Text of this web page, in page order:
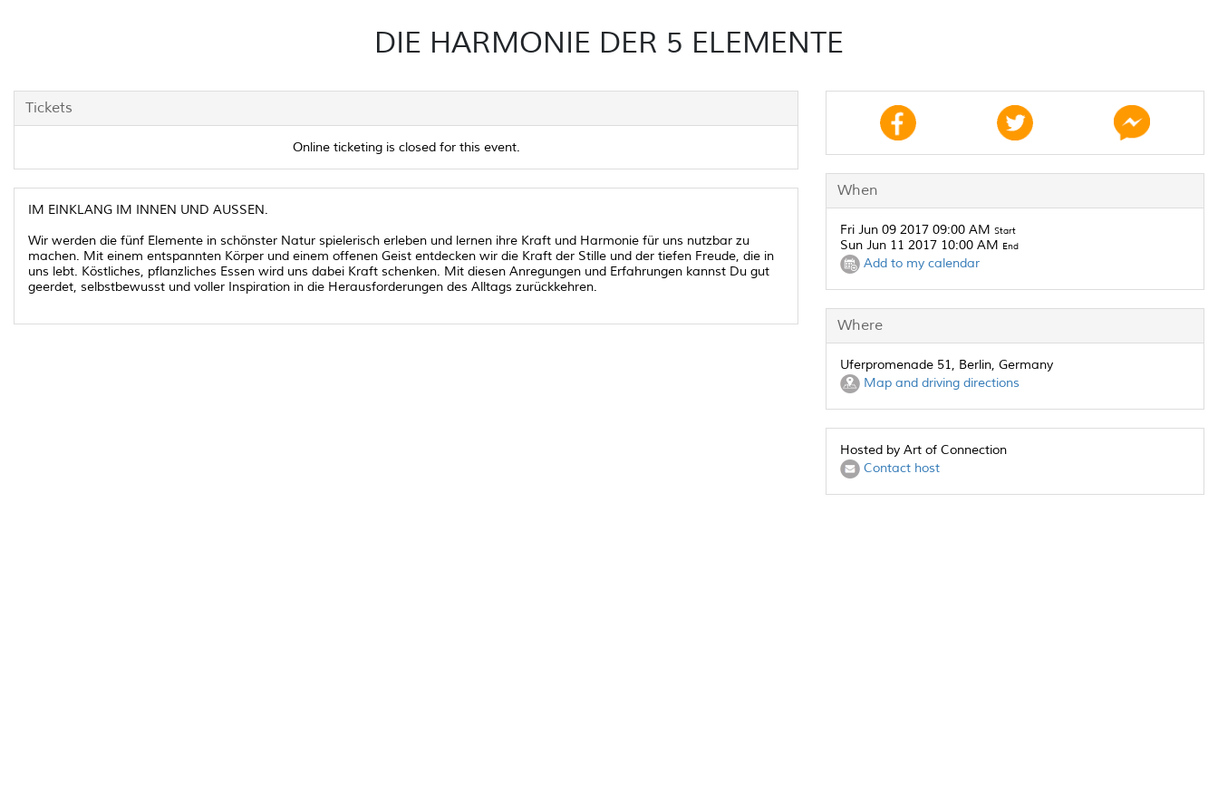
DIE HARMONIE DER 5 ELEMENTE
Tickets
Online ticketing is closed for this event.
IM EINKLANG IM INNEN UND AUSSEN.
Wir werden die fünf Elemente in schönster Natur spielerisch erleben und lernen ihre Kraft und Harmonie für uns nutzbar zu
machen. Mit einem entspannten Körper und einem offenen Geist entdecken wir die Kraft der Stille und der tiefen Freude, die in
uns lebt. Köstliches, pflanzliches Essen wird uns dabei Kraft schenken. Mit diesen Anregungen und Erfahrungen kannst Du gut
geerdet, selbstbewusst und voller Inspiration in die Herausforderungen des Alltags zurückkehren.
When
Fri Jun 09 2017 09:00 AM Start
Sun Jun 11 2017 10:00 AM End
Add to my calendar
Where
Uferpromenade 51, Berlin, Germany
Map and driving directions
Hosted by Art of Connection
Contact host